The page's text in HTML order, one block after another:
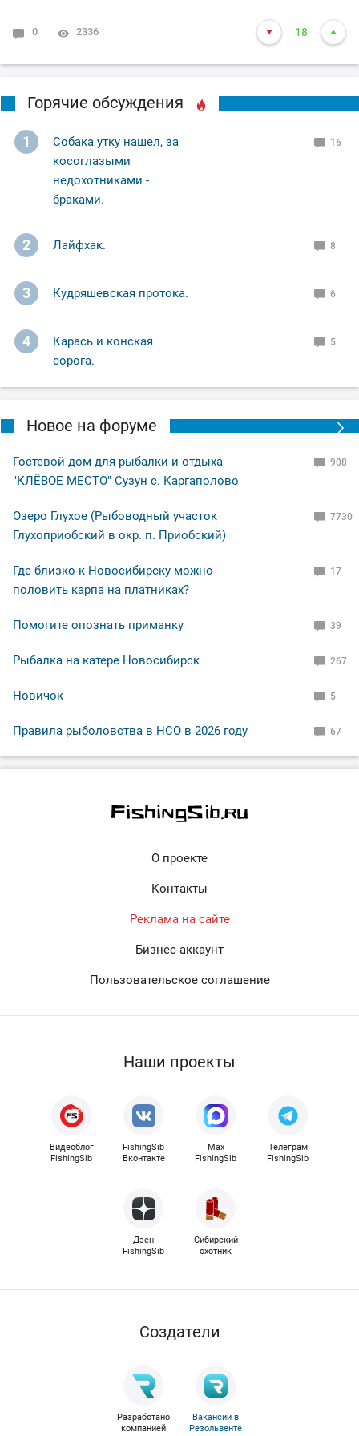
0 2336 18
Горячие обсуждения
1
Собака утку нашел, за
косоглазыми
недохотниками -
браками.
16
2 Лайфхак. 8
3 Кудряшевская протока. 6
4
Карась и конская
сорога.
5
Новое на форуме
Гостевой дом для рыбалки и отдыха
"КЛЁВОЕ МЕСТО" Сузун с. Каргаполово
908
Озеро Глухое (Рыбоводный участок
Глухоприобский в окр. п. Приобский)
7730
Где близко к Новосибирску можно
половить карпа на платниках?
17
Помогите опознать приманку 39
Рыбалка на катере Новосибирск 267
Новичок 5
Правила рыболовства в НСО в 2026 году 67
О проекте
Контакты
Реклама на сайте
Бизнес-аккаунт
Пользовательское соглашение
Наши проекты
Видеоблог
FishingSib
FishingSib
Вконтакте
Max
FishingSib
Телеграм
FishingSib
Дзен
FishingSib
Сибирский
охотник
Cоздатели
Разработано
компанией
Вакансии в
Резольвенте